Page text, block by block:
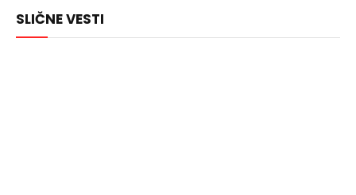
SLIČNE VESTI